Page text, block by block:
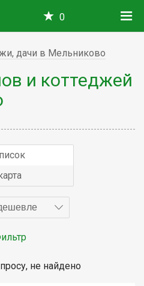
0
дачи в Мельниково
и коттеджей
не найдено